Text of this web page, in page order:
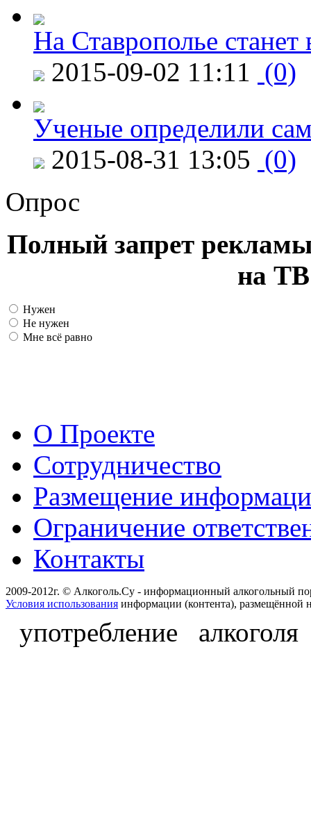
На Ставрополье
2015-09-02 11:11 (0)
Ученые определили
2015-08-31 13:05 (0)
Опрос
Полный запрет
на ТВ
Нужен
Не нужен
Мне всё равно
О Проекте
Сотрудничество
Размещение
Ограничение
Контакты
2009-2012г. © Алкоголь.Су - информационный алкогольный
Условия использования информации (контента), размещённой
употребление